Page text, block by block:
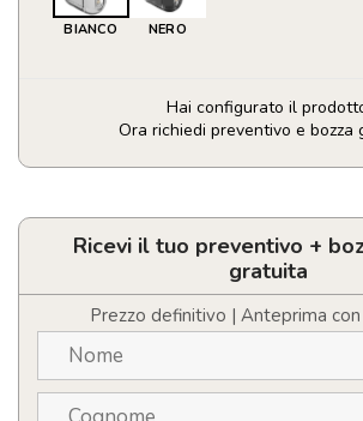
BIANCO NERO
Hai configurato il
Ora richiedi preventivo e bozza
Auricolari
TWS162
quantitàRicevi il tuo preventivo +
gratuita
Prezzo definitivo | Anteprima